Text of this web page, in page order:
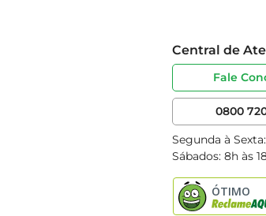
Central de
Fale
0800 720
Segunda à
Sábados: 8h às